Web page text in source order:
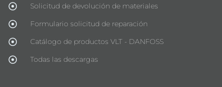
Solicitud de devolución de materiales
Formulario solicitud de reparación
Catálogo de productos VLT - DANFOSS
Todas las descargas